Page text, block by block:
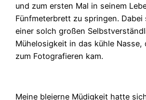
und zum ersten Mal in seinem
Fünfmeterbrett zu springen.
einer solch großen
Mühelosigkeit in das kühle Nasse,
zum Fotografieren kam.
Meine bleierne Müdigkeit hatte